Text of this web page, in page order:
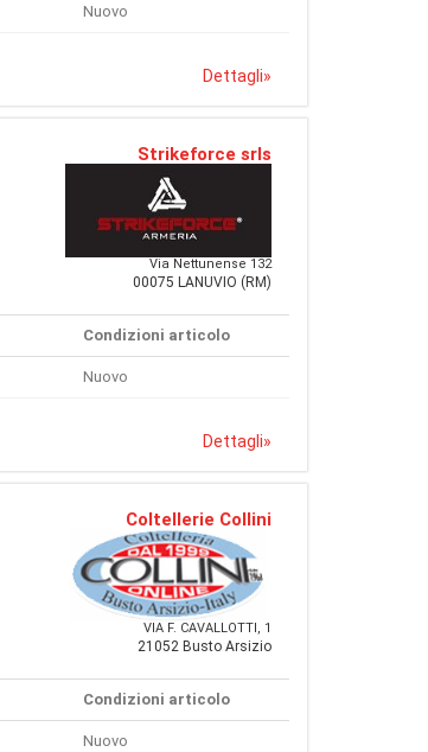
Nuovo
Dettagli»
Strikeforce srls
Via Nettunense 132
00075 LANUVIO (RM)
Condizioni articolo
Nuovo
Dettagli»
Coltellerie Collini
VIA F. CAVALLOTTI, 1
21052 Busto Arsizio
Condizioni articolo
Nuovo